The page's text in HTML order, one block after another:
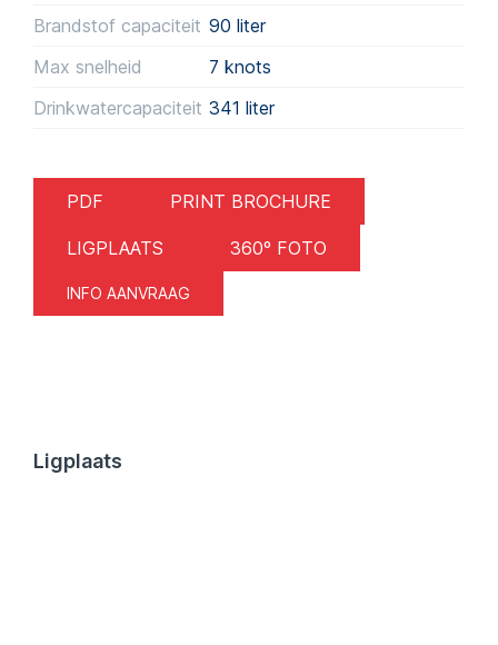
Brandstof capaciteit 90 liter
Max snelheid
7 knots
Drinkwatercapaciteit 341 liter
PDF PRINT BROCHURE
LIGPLAATS 360º FOTO
INFO AANVRAAG
Ligplaats